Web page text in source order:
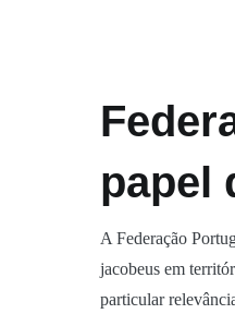
papel
A Federação
jacobeus em
particular